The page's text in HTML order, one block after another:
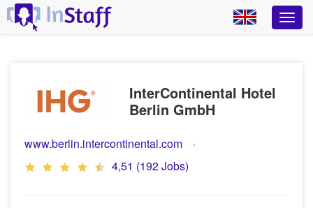
InterContinental Hotel
Berlin GmbH
www.berlin.intercontinental.com
4,51 (192 Jobs)